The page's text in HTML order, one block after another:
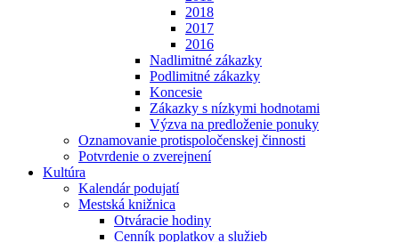
2018
2017
2016
Nadlimitné zákazky
Podlimitné zákazky
Koncesie
Zákazky s nízkymi hodnotami
Výzva na predloženie ponuky
Oznamovanie protispoločenskej činnosti
Potvrdenie o zverejnení
Kultúra
Kalendár podujatí
Mestská knižnica
Otváracie hodiny
Cenník poplatkov a služieb